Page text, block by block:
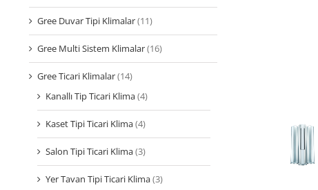
Gree Duvar Tipi Klimalar(11)
Gree Multi Sistem Klimalar(16)
Gree Ticari Klimalar(14)
Kanallı Tip Ticari Klima(4)
Kaset Tipi Ticari Klima(4)
Salon Tipi Ticari Klima(3)
Yer Tavan Tipi Ticari Klima(3)